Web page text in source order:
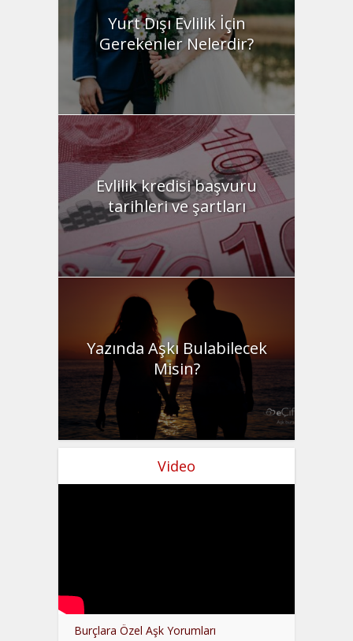
Yurt Dışı Evlilik İçin
Gerekenler Nelerdir?
Evlilik kredisi başvuru
tarihleri ve şartları
Yazında Aşkı Bulabilecek
Misin?
Video
Burçlara Özel Aşk Yorumları